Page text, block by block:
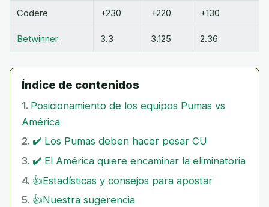
Codere +230 +220 +130
Betwinner 3.3 3.125 2.36
Índice de contenidos
Posicionamiento de los equipos Pumas vs
América
✔️ Los Pumas deben hacer pesar CU
✔️ El América quiere encaminar la eliminatoria
👍Estadísticas y consejos para apostar
👍Nuestra sugerencia